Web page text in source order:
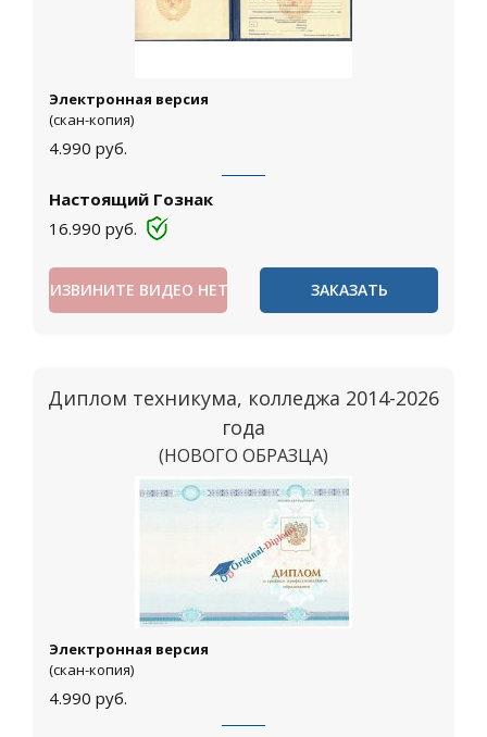
Электронная версия
(скан-копия)
4.990 руб.
Настоящий Гознак
16.990 руб.
ИЗВИНИТЕ ВИДЕО НЕТ ЗАКАЗАТЬ
Диплом техникума, колледжа 2014-2026
года
(НОВОГО ОБРАЗЦА)
Москва
Электронная версия
(скан-копия)
4.990 руб.